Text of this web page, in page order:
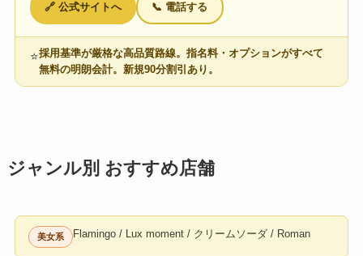
🔗 公式サイトへ 📞 電話する
⭐採用基準が厳格な高品質路線。指名料・オプションがすべて
無料の明朗会計。新規90分割引あり。
ジャンル別 おすすめ店舗
美女系 Flamingo / Lux moment / クリームソーダ / Roman